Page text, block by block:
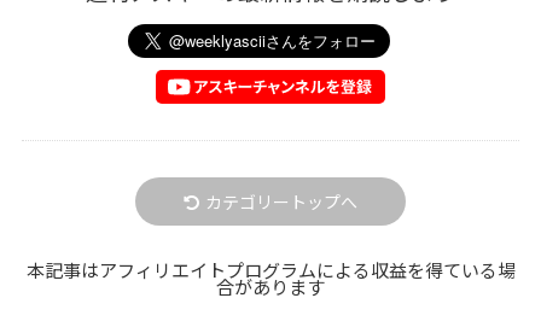
カテゴリートップへ
本記事はアフィリエイトプログラムによる収益を得ている場
合があります